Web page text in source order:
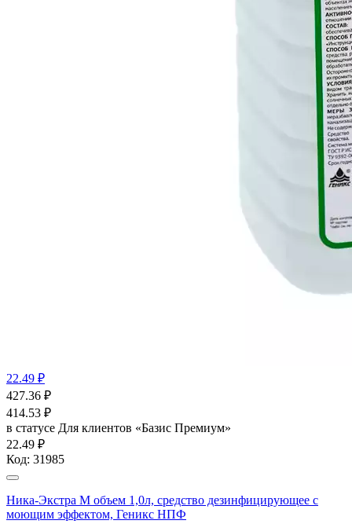
22.49 ₽
427.36 ₽
414.53 ₽
в статусе Для клиентов «Базис Премиум»
22.49 ₽
Код: 31985
Ника-Экстра М объем 1,0л, средство дезинфицирующее с
моющим эффектом, Геникс НПФ